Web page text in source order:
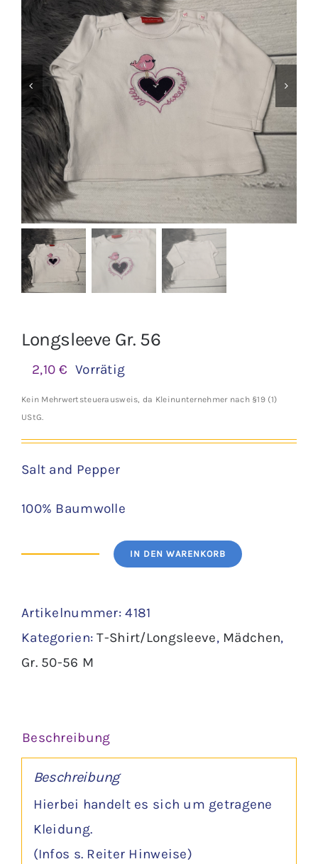
Jungen
Mädchen
Accesoires
Schuhe / Socken
Spielzeug
Babyausstattung
Krims Krams
Longsleeve Gr. 56
2,10€ Vorrätig
Kein Mehrwertsteuerausweis, da Kleinunternehmer nach §19 (1)
UStG.
Salt and Pepper
100% Baumwolle
Longsleeve
56
Menge
IN DEN WARENKORB
Artikelnummer:4181
Kategorien:T-Shirt/Longsleeve, Mädchen,
Gr. 50-56 M
Beschreibung
Beschreibung
Hierbei handelt es sich um getragene
Kleidung.
(Infos s. Reiter Hinweise)